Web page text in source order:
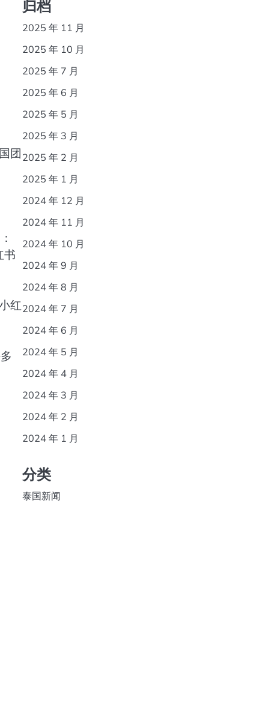
团
书
红
归档
2025 年 11 月
2025 年 10 月
2025 年 7 月
2025 年 6 月
2025 年 5 月
2025 年 3 月
2025 年 2 月
2025 年 1 月
2024 年 12 月
2024 年 11 月
2024 年 10 月
2024 年 9 月
2024 年 8 月
2024 年 7 月
2024 年 6 月
2024 年 5 月
2024 年 4 月
2024 年 3 月
2024 年 2 月
2024 年 1 月
分类
泰国新闻